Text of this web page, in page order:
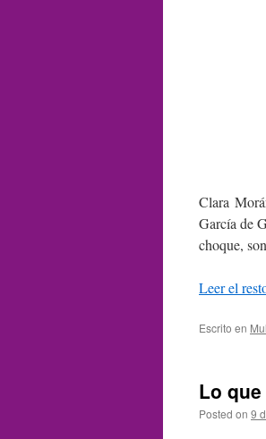
Clara
García de
choque,
Leer el
Escrito en
Lo
Posted on 9